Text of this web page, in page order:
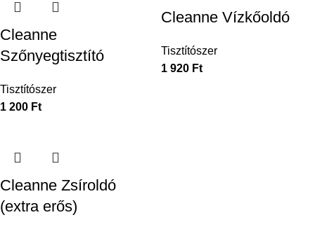
Cleanne
Szőnyegtisztító
Tisztítószer
1 200 Ft
Cleanne Vízkőoldó
Tisztítószer
1 920 Ft
Cleanne Zsíroldó
(extra erős)